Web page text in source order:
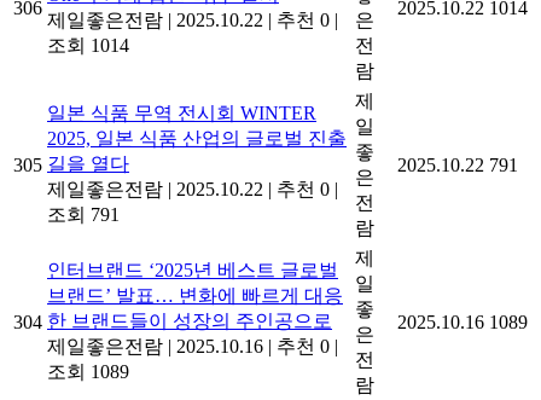
306
제일좋은전람 | 2025.10.22 | 추천 0 |
조회 1014
은
전
람
2025.10.22 1014
305
일본 식품 무역 전시회 WINTER
2025, 일본 식품 산업의 글로벌 진출
길을 열다
제일좋은전람 | 2025.10.22 | 추천 0 |
조회 791
제
일
좋
은
전
람
2025.10.22 791
304
인터브랜드 ‘2025년 베스트 글로벌
브랜드’ 발표… 변화에 빠르게 대응
한 브랜드들이 성장의 주인공으로
제일좋은전람 | 2025.10.16 | 추천 0 |
조회 1089
제
일
좋
은
전
람
2025.10.16 1089